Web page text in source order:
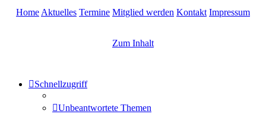
Home Aktuelles Termine Mitglied werden Kontakt Impressum
Zum Inhalt
Schnellzugriff
Unbeantwortete Themen